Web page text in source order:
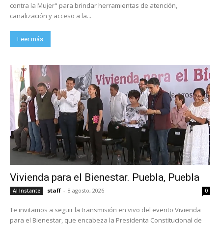
contra la Mujer" para brindar herramientas de atención,
canalización y acceso a la...
Leer más
Vivienda para el Bienestar. Puebla, Puebla
Al Instante staff - 8 agosto, 2026 0
Te invitamos a seguir la transmisión en vivo del evento Vivienda
para el Bienestar, que encabeza la Presidenta Constitucional de